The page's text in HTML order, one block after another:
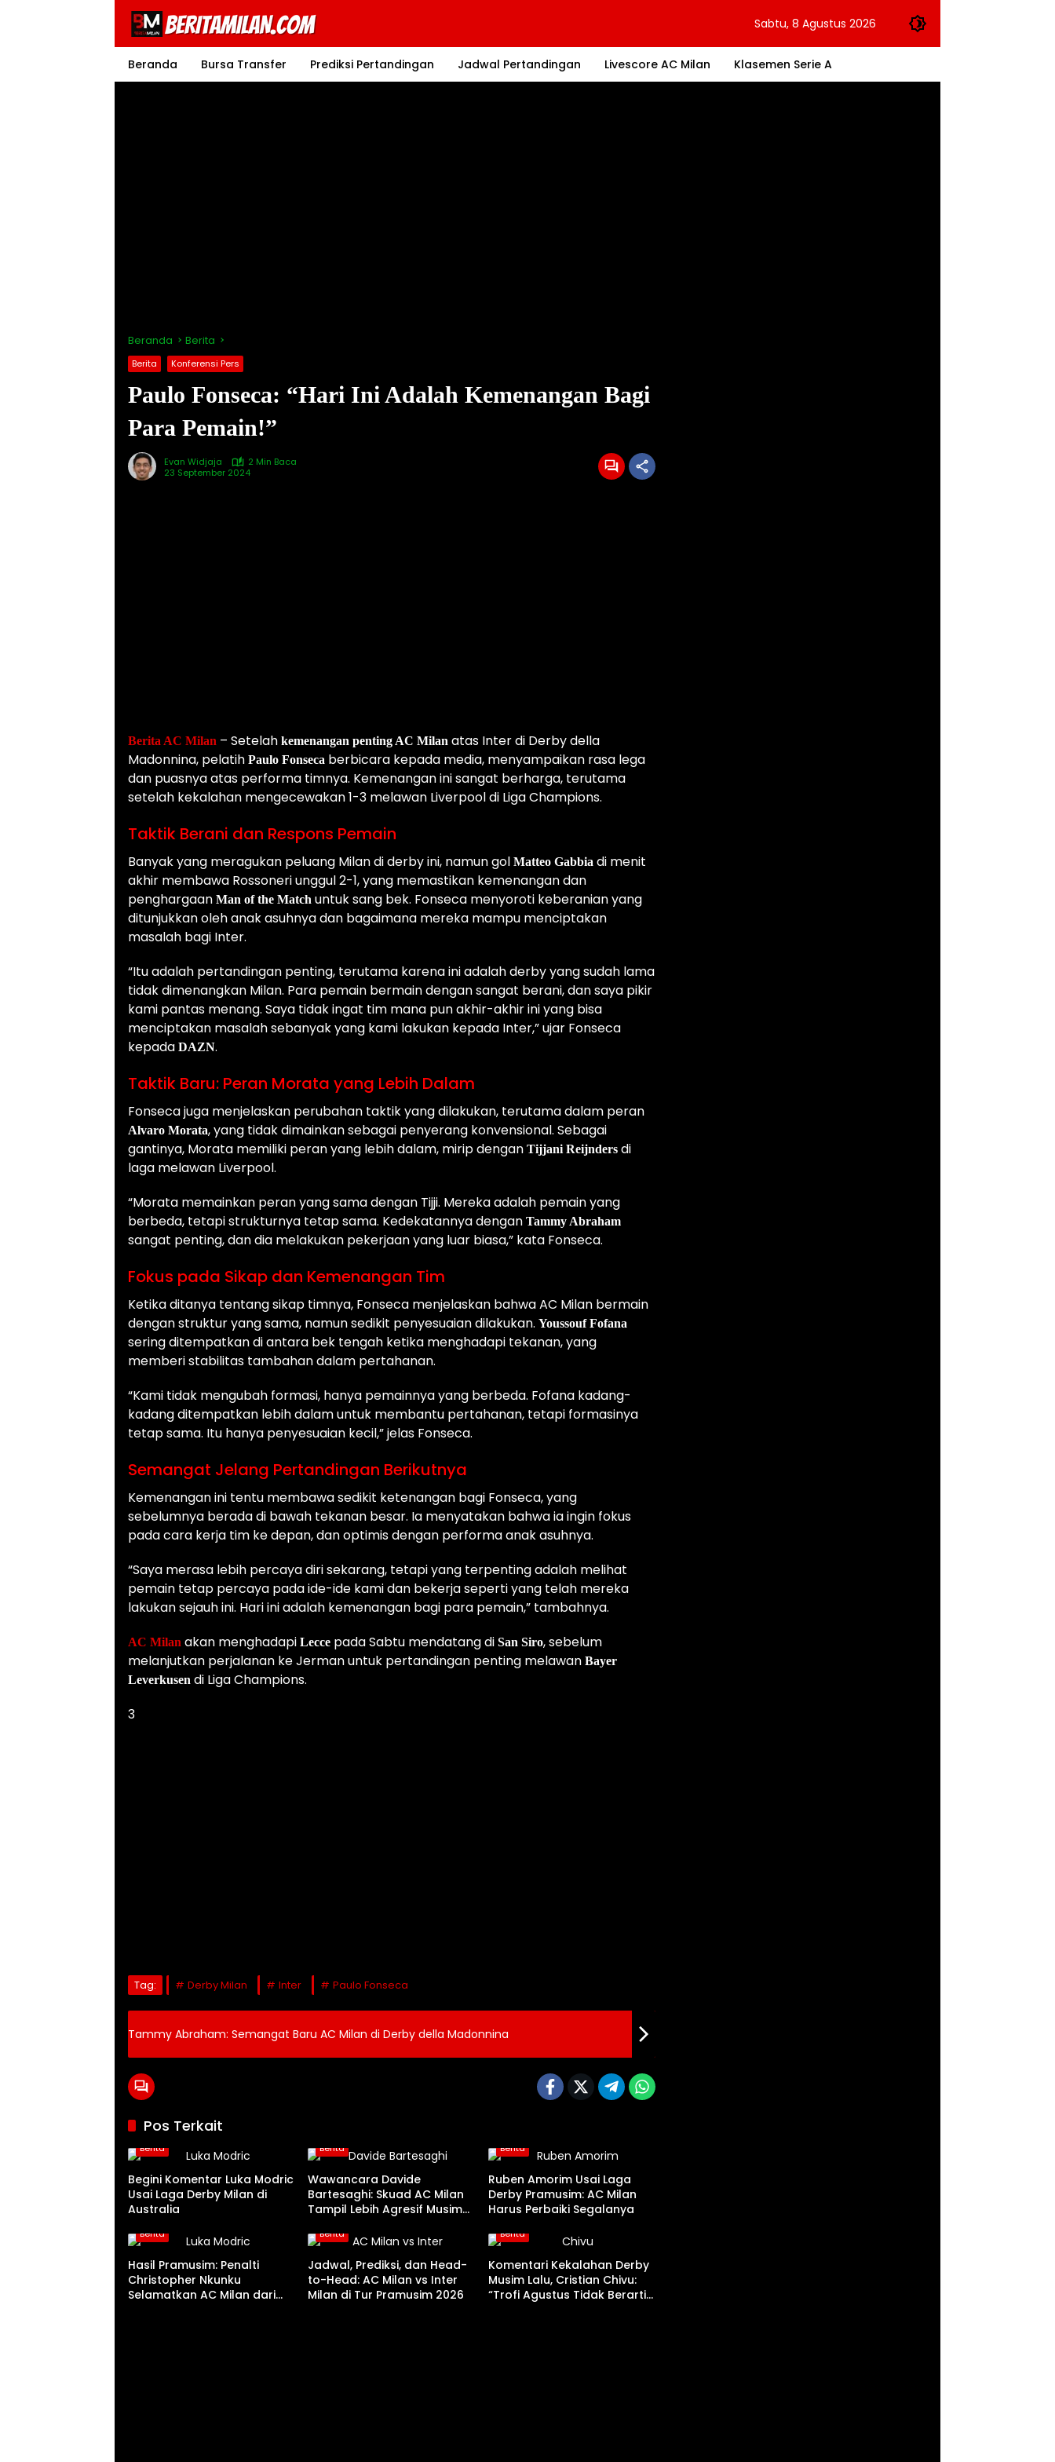
Sabtu, 8 Agustus 2026
Beranda Bursa Transfer Prediksi Pertandingan Jadwal Pertandingan Livescore AC Milan Klasemen Serie A
Beranda Berita
Berita Konferensi Pers
Paulo Fonseca: “Hari Ini Adalah Kemenangan Bagi
Para Pemain!”
Evan Widjaja
2 Min Baca
23 September 2024
Berita AC Milan – Setelah kemenangan penting AC Milan atas Inter di Derby della
Madonnina, pelatih Paulo Fonseca berbicara kepada media, menyampaikan rasa lega
dan puasnya atas performa timnya. Kemenangan ini sangat berharga, terutama
setelah kekalahan mengecewakan 1-3 melawan Liverpool di Liga Champions.
Taktik Berani dan Respons Pemain
Banyak yang meragukan peluang Milan di derby ini, namun gol Matteo Gabbia di menit
akhir membawa Rossoneri unggul 2-1, yang memastikan kemenangan dan
penghargaan Man of the Match untuk sang bek. Fonseca menyoroti keberanian yang
ditunjukkan oleh anak asuhnya dan bagaimana mereka mampu menciptakan
masalah bagi Inter.
“Itu adalah pertandingan penting, terutama karena ini adalah derby yang sudah lama
tidak dimenangkan Milan. Para pemain bermain dengan sangat berani, dan saya pikir
kami pantas menang. Saya tidak ingat tim mana pun akhir-akhir ini yang bisa
menciptakan masalah sebanyak yang kami lakukan kepada Inter,” ujar Fonseca
kepada DAZN.
Taktik Baru: Peran Morata yang Lebih Dalam
Fonseca juga menjelaskan perubahan taktik yang dilakukan, terutama dalam peran
Alvaro Morata, yang tidak dimainkan sebagai penyerang konvensional. Sebagai
gantinya, Morata memiliki peran yang lebih dalam, mirip dengan Tijjani Reijnders di
laga melawan Liverpool.
“Morata memainkan peran yang sama dengan Tijji. Mereka adalah pemain yang
berbeda, tetapi strukturnya tetap sama. Kedekatannya dengan Tammy Abraham
sangat penting, dan dia melakukan pekerjaan yang luar biasa,” kata Fonseca.
Fokus pada Sikap dan Kemenangan Tim
Ketika ditanya tentang sikap timnya, Fonseca menjelaskan bahwa AC Milan bermain
dengan struktur yang sama, namun sedikit penyesuaian dilakukan. Youssouf Fofana
sering ditempatkan di antara bek tengah ketika menghadapi tekanan, yang
memberi stabilitas tambahan dalam pertahanan.
“Kami tidak mengubah formasi, hanya pemainnya yang berbeda. Fofana kadang-
kadang ditempatkan lebih dalam untuk membantu pertahanan, tetapi formasinya
tetap sama. Itu hanya penyesuaian kecil,” jelas Fonseca.
Semangat Jelang Pertandingan Berikutnya
Kemenangan ini tentu membawa sedikit ketenangan bagi Fonseca, yang
sebelumnya berada di bawah tekanan besar. Ia menyatakan bahwa ia ingin fokus
pada cara kerja tim ke depan, dan optimis dengan performa anak asuhnya.
“Saya merasa lebih percaya diri sekarang, tetapi yang terpenting adalah melihat
pemain tetap percaya pada ide-ide kami dan bekerja seperti yang telah mereka
lakukan sejauh ini. Hari ini adalah kemenangan bagi para pemain,” tambahnya.
AC Milan akan menghadapi Lecce pada Sabtu mendatang di San Siro, sebelum
melanjutkan perjalanan ke Jerman untuk pertandingan penting melawan Bayer
Leverkusen di Liga Champions.
3
Tag: Derby Milan Inter Paulo Fonseca
Tammy Abraham: Semangat Baru AC Milan di Derby della Madonnina
Pos Terkait
Berita
Begini Komentar Luka Modric
Usai Laga Derby Milan di
Australia
Berita
Wawancara Davide
Bartesaghi: Skuad AC Milan
Tampil Lebih Agresif Musim
Berita
Ruben Amorim Usai Laga
Derby Pramusim: AC Milan
Harus Perbaiki Segalanya
Berita
Hasil Pramusim: Penalti
Christopher Nkunku
Selamatkan AC Milan dari
Berita
Jadwal, Prediksi, dan Head-
to-Head: AC Milan vs Inter
Milan di Tur Pramusim 2026
Berita
Komentari Kekalahan Derby
Musim Lalu, Cristian Chivu:
“Trofi Agustus Tidak Berarti